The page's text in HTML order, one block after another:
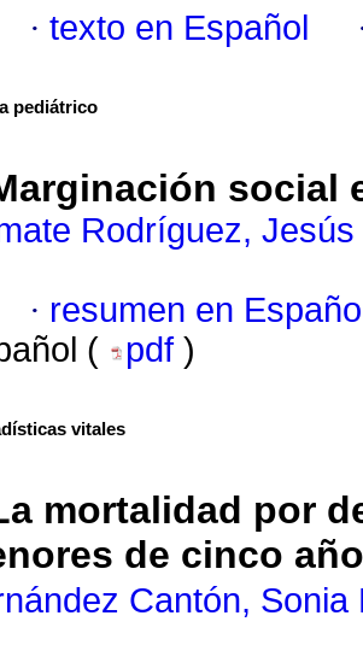
· texto en Español
pediátrico
social
Rodríguez, Jesús
· resumen en
(
pdf )
vitales
mortalidad por
de cinco
Cantón, Sonia